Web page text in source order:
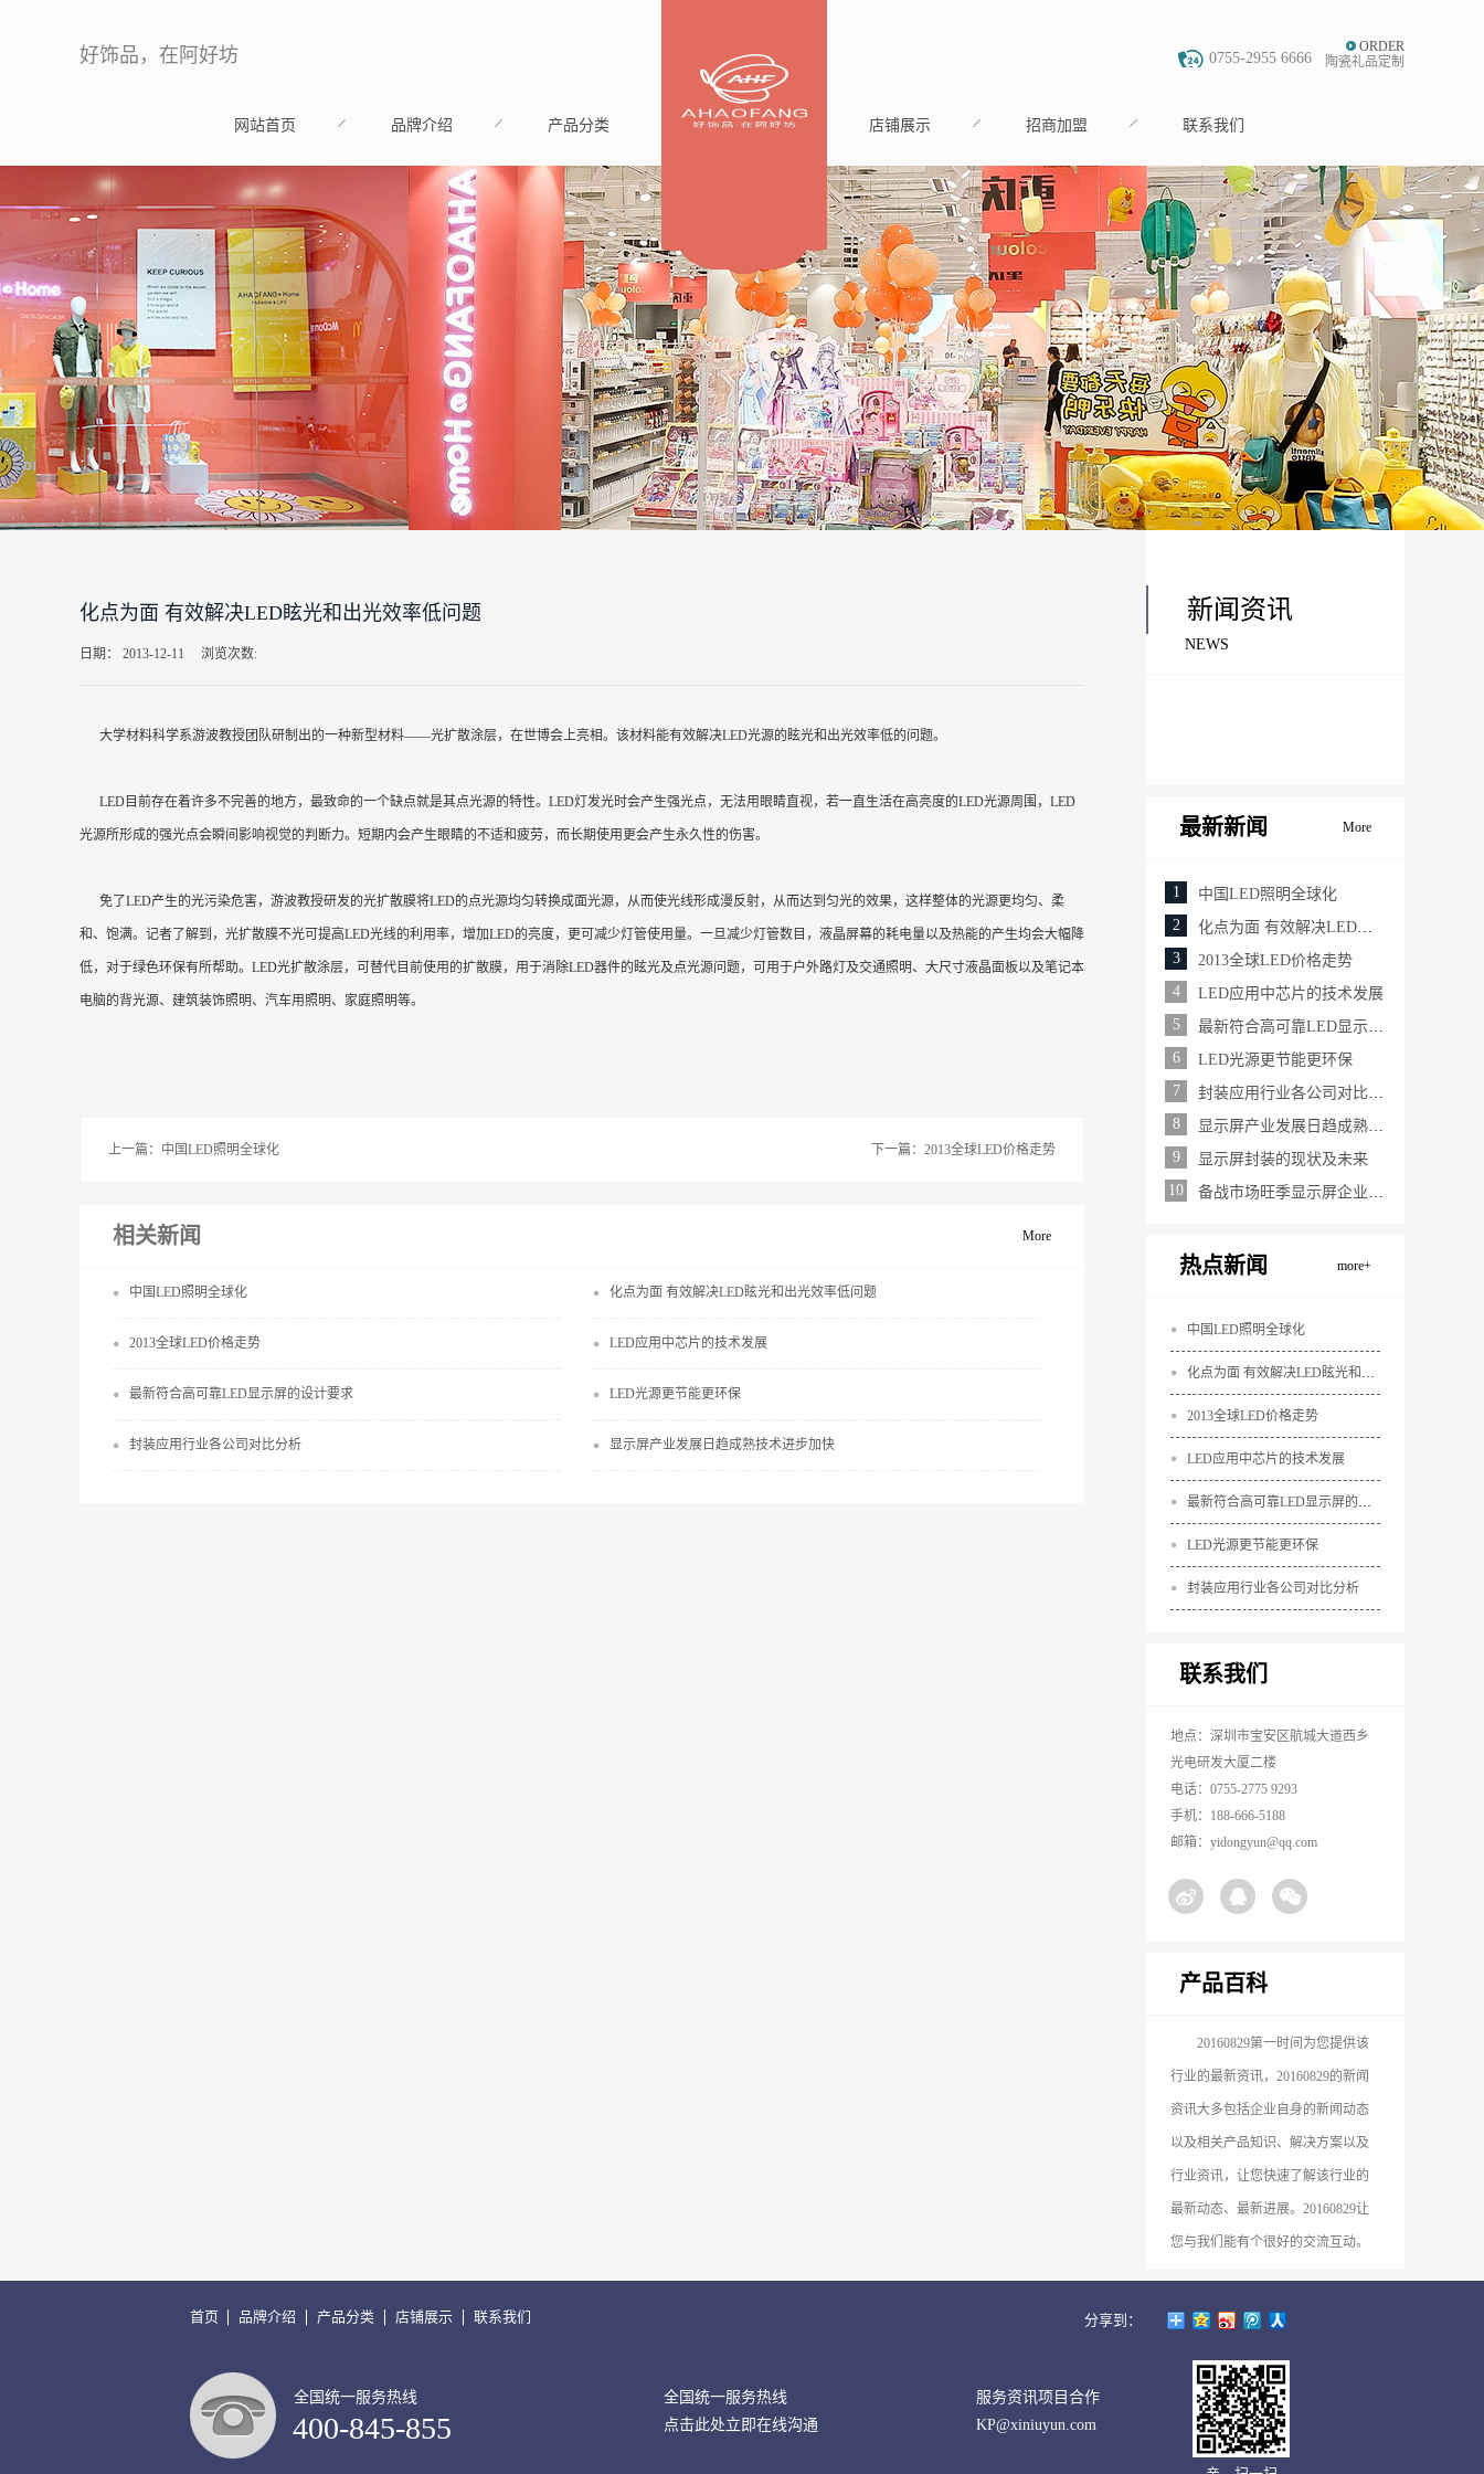
好饰品，在阿好坊
ORDER
陶瓷礼品定制
0755-2955 6666
网站首页
HOME
品牌介绍
BRAND
产品分类
GIFTS
店铺展示
CASE
招商加盟
JOIN
联系我们
CONTACT
新闻资讯
NEWS
最新新闻 More
1
中国LED照明全球化
2
化点为面 有效解决LED眩光和出光效率低问题
3
2013全球LED价格走势
4
LED应用中芯片的技术发展
5
最新符合高可靠LED显示屏的设计要求
6
LED光源更节能更环保
7
封装应用行业各公司对比分析
8
显示屏产业发展日趋成熟技术进步加快
9
显示屏封装的现状及未来
10
备战市场旺季显示屏企业各显神通
热点新闻 more+
中国LED照明全球化
化点为面 有效解决LED眩光和出光效率低问题
2013全球LED价格走势
LED应用中芯片的技术发展
最新符合高可靠LED显示屏的设计要求
LED光源更节能更环保
封装应用行业各公司对比分析
联系我们
地点：深圳市宝安区航城大道西乡
光电研发大厦二楼
电话：0755-2775 9293
手机：188-666-5188
邮箱：yidongyun@qq.com
产品百科
20160829第一时间为您提供该
行业的最新资讯，20160829的新闻
资讯大多包括企业自身的新闻动态
以及相关产品知识、解决方案以及
行业资讯，让您快速了解该行业的
最新动态、最新进展。20160829让
您与我们能有个很好的交流互动。
化点为面 有效解决LED眩光和出光效率低问题
日期： 2013-12-11 浏览次数:
大学材料科学系游波教授团队研制出的一种新型材料——光扩散涂层，在世博会上亮相。该材料能有效解决LED光源的眩光和出光效率低的问题。
LED目前存在着许多不完善的地方，最致命的一个缺点就是其点光源的特性。LED灯发光时会产生强光点，无法用眼睛直视，若一直生活在高亮度的LED光源周围，LED
光源所形成的强光点会瞬间影响视觉的判断力。短期内会产生眼睛的不适和疲劳，而长期使用更会产生永久性的伤害。
免了LED产生的光污染危害，游波教授研发的光扩散膜将LED的点光源均匀转换成面光源，从而使光线形成漫反射，从而达到匀光的效果，这样整体的光源更均匀、柔
和、饱满。记者了解到，光扩散膜不光可提高LED光线的利用率，增加LED的亮度，更可减少灯管使用量。一旦减少灯管数目，液晶屏幕的耗电量以及热能的产生均会大幅降
低，对于绿色环保有所帮助。LED光扩散涂层，可替代目前使用的扩散膜，用于消除LED器件的眩光及点光源问题，可用于户外路灯及交通照明、大尺寸液晶面板以及笔记本
电脑的背光源、建筑装饰照明、汽车用照明、家庭照明等。
上一篇： 中国LED照明全球化 下一篇： 2013全球LED价格走势
相关新闻 More
中国LED照明全球化 化点为面 有效解决LED眩光和出光效率低问题
2013全球LED价格走势 LED应用中芯片的技术发展
最新符合高可靠LED显示屏的设计要求 LED光源更节能更环保
封装应用行业各公司对比分析 显示屏产业发展日趋成熟技术进步加快
品牌介绍 产品分类 店铺展示 联系我们 分享到：
首页
全国统一服务热线
400-845-855
全国统一服务热线
点击此处立即在线沟通
服务资讯项目合作
KP@xiniuyun.com